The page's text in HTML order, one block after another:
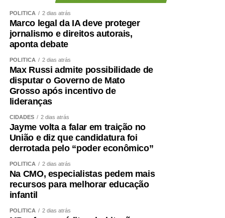
POLÍTICA 2 dias atrás
Marco legal da IA deve proteger
jornalismo e direitos autorais,
aponta debate
POLÍTICA 2 dias atrás
Max Russi admite possibilidade de
disputar o Governo de Mato
Grosso após incentivo de
lideranças
CIDADES 2 dias atrás
Jayme volta a falar em traição no
União e diz que candidatura foi
derrotada pelo “poder econômico”
POLÍTICA 2 dias atrás
Na CMO, especialistas pedem mais
recursos para melhorar educação
infantil
POLÍTICA 2 dias atrás